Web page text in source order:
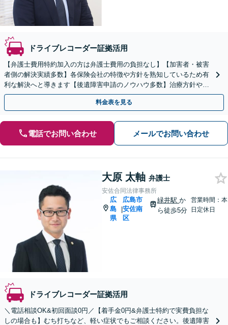
ドライブレコーダー証拠活用
【弁護士費用特約加入の方は弁護士費用の負担なし】【加害者・被害
者側の解決実績多数】各保険会社の特徴や方針を熟知しているため有
利な解決へと導きます【後遺障害申請のノウハウ多数】治療方針や通
院頻度もアドバイス。事故直後、お早めにご相談下さい。
料金表を見る
電話でお問い合わせ メールでお問い合わせ
大原 太軸 弁護士
安佐合同法律事務所
広
島
県
|
広島市
安佐南
区
緑井駅 か
ら徒歩5分
営業時間：本
日定休日
ドライブレコーダー証拠活用
＼電話相談OK&初回面談0円／【着手金0円&弁護士特約で実費負担な
しの場合も】むち打ちなど、軽い症状でもご相談ください。後遺障害